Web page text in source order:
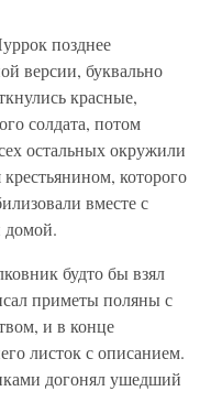
позднее
версии, буквально
красные,
солдата, потом
остальных окружили
которого
вместе с
домой.
будто бы взял
приметы поляны с
и в конце
листок с описанием.
догонял ушедший